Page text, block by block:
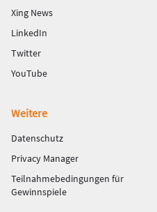
Xing News
LinkedIn
Twitter
YouTube
Weitere
Datenschutz
Privacy Manager
Teilnahmebedingungen für
Gewinnspiele